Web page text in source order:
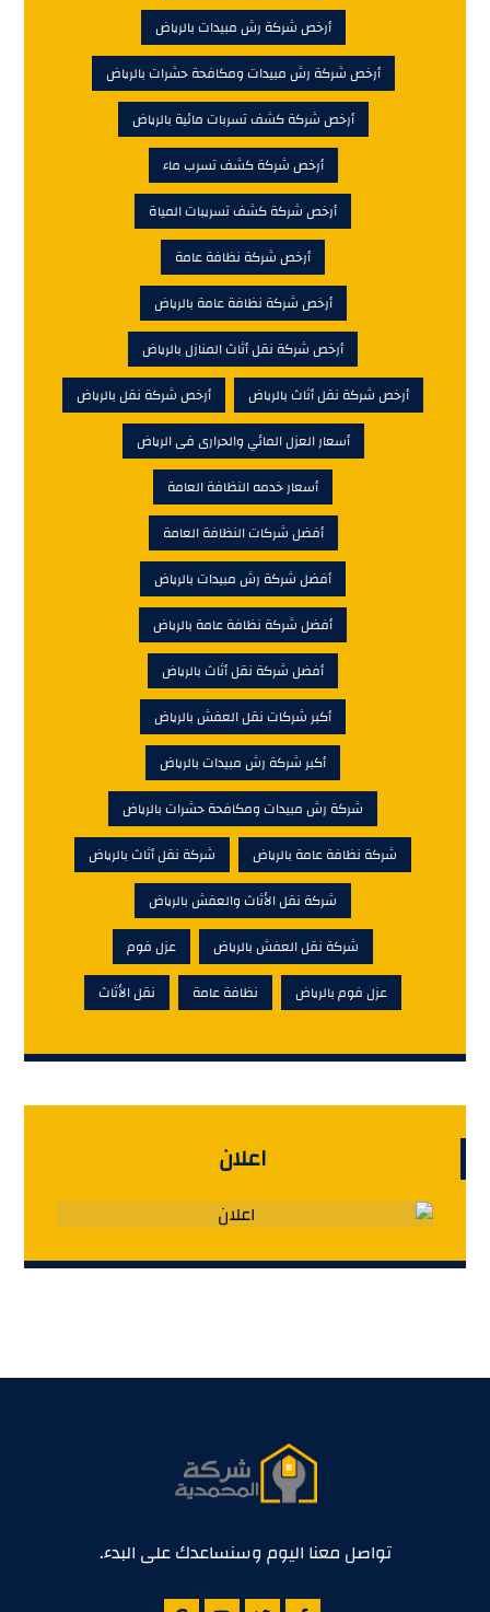
أرخص شركة رش مبيدات بالرياض
أرخص شركة رش مبيدات ومكافحة حشرات بالرياض
أرخص شركة كشف تسربات مائية بالرياض
أرخص شركة كشف تسرب ماء
أرخص شركة كشف تسريبات المياة
أرخص شركة نظافة عامة
أرخص شركة نظافة عامة بالرياض
أرخص شركة نقل أثاث المنازل بالرياض
أرخص شركة نقل أثاث بالرياض
أرخص شركة نقل بالرياض
أسعار العزل المائي والحرارى فى الرياض
أسعار خدمه النظافة العامة
أفضل شركات النظافة العامة
أفضل شركة رش مبيدات بالرياض
أفضل شركة نظافة عامة بالرياض
أفضل شركة نقل أثاث بالرياض
أكبر شركات نقل العفش بالرياض
أكبر شركة رش مبيدات بالرياض
شركة رش مبيدات ومكافحة حشرات بالرياض
شركة نظافة عامة بالرياض
شركة نقل أثاث بالرياض
شركة نقل الأثاث والعفش بالرياض
شركة نقل العفش بالرياض
عزل فوم
عزل فوم بالرياض
نظافة عامة نقل الأثاث
اعلان
تواصل معنا اليوم وسنساعدك على البدء.